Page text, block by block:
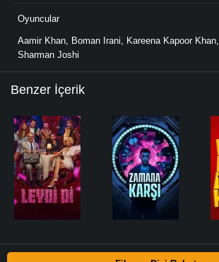
Oyuncular
Aamir Khan, Boman Irani, Kareena Kapoor Khan,
Sharman Joshi
Benzer İçerik